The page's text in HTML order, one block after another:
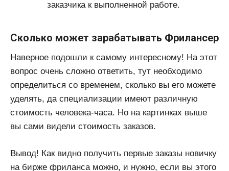
заказчика к выполненной работе.
Сколько может зарабатывать Фрилансер
Наверное подошли к самому интересному! На этот
вопрос очень сложно ответить, тут необходимо
определиться со временем, сколько вы его можете
уделять, да специализации имеют различную
стоимость человека-часа. Но на картинках выше
вы сами видели стоимость заказов.
Вывод! Как видно получить первые заказы новичку
на бирже фриланса можно, и нужно, если вы этого